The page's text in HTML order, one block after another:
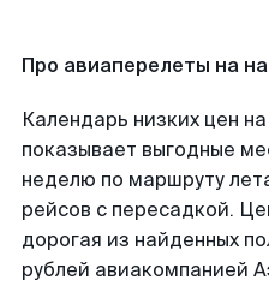
Про авиаперелеты на
Календарь низких цен
показывает выгодные
неделю по маршруту
рейсов с пересадкой.
дорогая из найденных
рублей авиакомпанией